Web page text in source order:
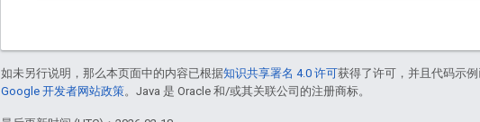
如未另行说明，那么本页面中的内容已根据知识共享署名 4.0 许可获得了许可，并且代码示
Google 开发者网站政策。Java 是 Oracle 和/或其关联公司的注册商标。